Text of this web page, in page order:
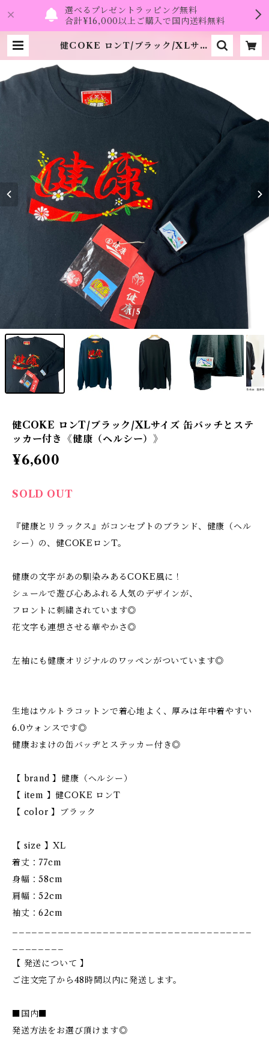
選べるプレゼントラッピング無料
合計¥16,000以上ご購入で国内送料無料
健COKE ロンT/ブラック/XLサイ
（ヘルシー）》 | namo.
1/5
健COKE ロンT/ブラック/XLサイズ 缶バッチとステ
ッカー付き《健康（ヘルシー）》
¥6,600
SOLD OUT
『健康とリラックス』がコンセプトのブランド、健康（ヘル
シー）の、健COKEロンT。
健康の文字があの馴染みあるCOKE風に！
シュールで遊び心あふれる人気のデザインが、
フロントに刺繍されています◎
花文字も連想させる華やかさ◎
左袖にも健康オリジナルのワッペンがついています◎
生地はウルトラコットンで着心地よく、厚みは年中着やすい
6.0ウォンスです◎
健康おまけの缶バッヂとステッカー付き◎
【 brand 】健康（ヘルシー）
【 item 】健COKE ロンT
【 color 】ブラック
【 size 】XL
着丈：77cm
身幅：58cm
肩幅：52cm
袖丈：62cm
【 発送について 】
ご注文完了から48時間以内に発送します。
■国内■
発送方法をお選び頂けます◎